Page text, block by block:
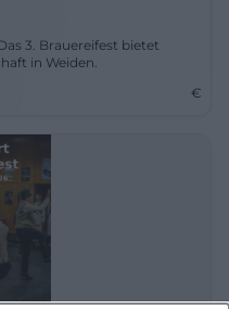
3. Brauereifest bietet
in Weiden.
€